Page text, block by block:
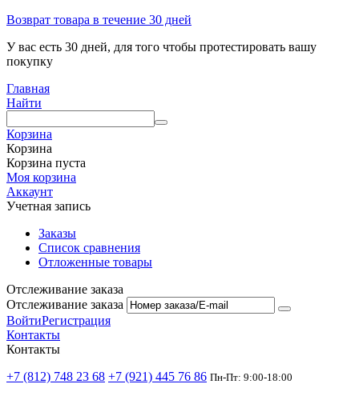
Возврат товара в течение 30 дней
У вас есть 30 дней, для того чтобы протестировать вашу
покупку
Главная
Найти
Корзина
Корзина
Корзина пуста
Моя корзина
Аккаунт
Учетная запись
Заказы
Список сравнения
Отложенные товары
Отслеживание заказа
Отслеживание заказа
ВойтиРегистрация
Контакты
Контакты
+7 (812) 748 23 68 +7 (921) 445 76 86 Пн-Пт: 9:00-18:00